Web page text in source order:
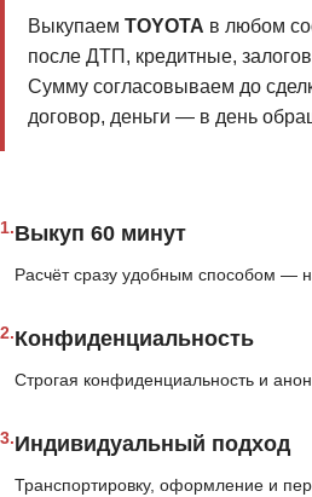
Выкупаем TOYOTA в любом
после ДТП, кредитные,
Сумму согласовываем до
договор, деньги — в день
1.Выкуп 60 минут
Расчёт сразу удобным способом —
2.Конфиденциальность
Строгая конфиденциальность и
3.Индивидуальный подход
Транспортировку, оформление и